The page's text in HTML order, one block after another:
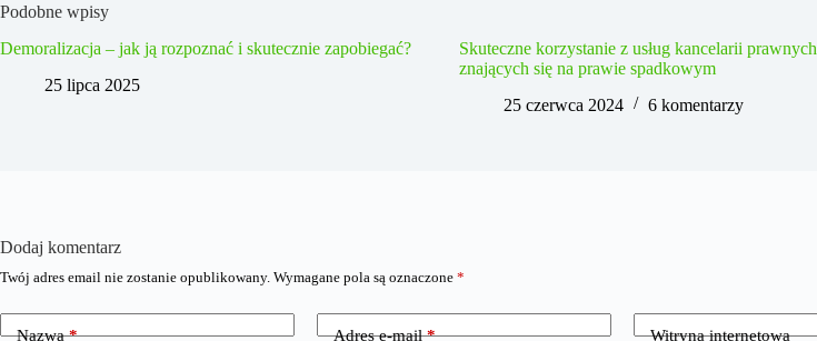
Podobne wpisy
Demoralizacja – jak ją rozpoznać i skutecznie zapobiegać?
25 lipca 2025
Skuteczne korzystanie z usług kancelarii prawnych
znających się na prawie spadkowym
25 czerwca 2024
6 komentarzy
Dodaj komentarz
Twój adres email nie zostanie opublikowany. Wymagane pola są oznaczone *
Nazwa* Adres e-mail* Witryna internetowa